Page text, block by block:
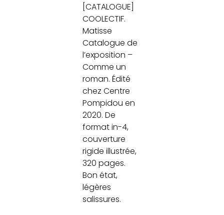
[CATALOGUE]
COOLECTIF.
Matisse
Catalogue de
l’exposition –
Comme un
roman. Édité
chez Centre
Pompidou en
2020. De
format in-4,
couverture
rigide illustrée,
320 pages.
Bon état,
légères
salissures.